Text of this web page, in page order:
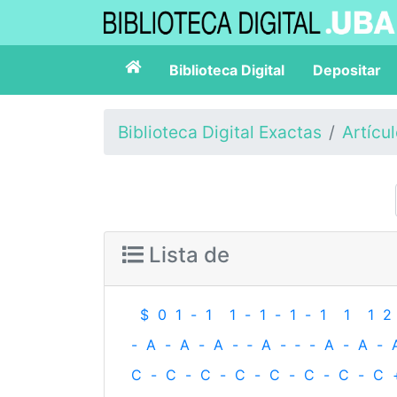
Biblioteca Digital Depositar
Biblioteca Digital Exactas
Lista de
$ 0 1 - 1 1 - 1 - 1 - 1 1 1 2
- A - A - A - ‐ A - ‐ - A - A -
C - C - C - C - C - C - C - C